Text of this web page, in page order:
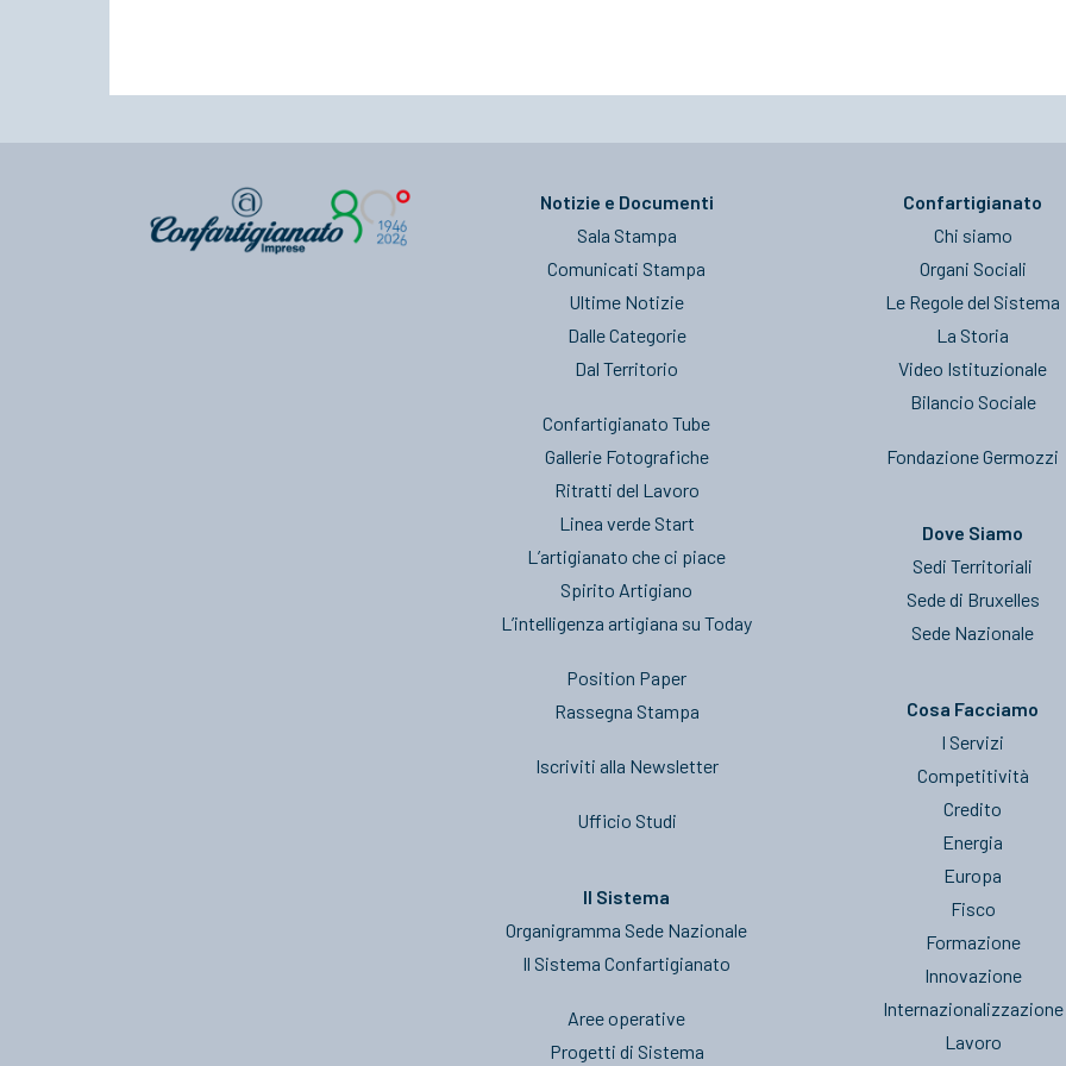
Notizie e Documenti
Sala Stampa
Comunicati Stampa
Ultime Notizie
Dalle Categorie
Dal Territorio
Confartigianato Tube
Gallerie Fotografiche
Ritratti del Lavoro
Linea verde Start
L’artigianato che ci piace
Spirito Artigiano
L’intelligenza artigiana su Today
Position Paper
Rassegna Stampa
Iscriviti alla Newsletter
Ufficio Studi
Il Sistema
Organigramma Sede Nazionale
Il Sistema Confartigianato
Aree operative
Progetti di Sistema
Confartigianato
Chi siamo
Organi Sociali
Le Regole del Sistema
La Storia
Video Istituzionale
Bilancio Sociale
Fondazione Germozzi
Dove Siamo
Sedi Territoriali
Sede di Bruxelles
Sede Nazionale
Cosa Facciamo
I Servizi
Competitività
Credito
Energia
Europa
Fisco
Formazione
Innovazione
Internazionalizzazione
Lavoro